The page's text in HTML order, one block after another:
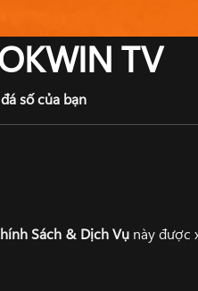
TV
số của bạn
Sách & Dịch Vụ này được